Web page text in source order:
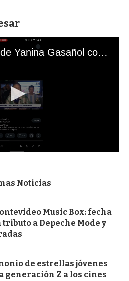
El mal momento de Yanina Gasañol con un hincha argentino en "Subrayado"
Noticias
Music Box: fecha
a Depeche Mode y
de estrellas jóvenes
generación Z a los cines